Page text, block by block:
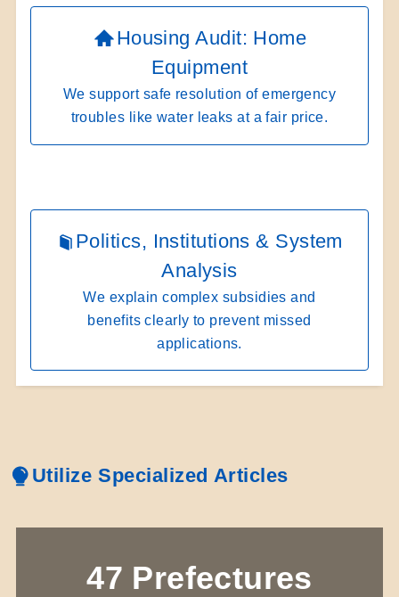
Housing Audit: Home
Equipment
We support safe resolution of emergency
troubles like water leaks at a fair price.
Politics, Institutions & System
Analysis
We explain complex subsidies and
benefits clearly to prevent missed
applications.
Utilize Specialized Articles
47 Prefectures